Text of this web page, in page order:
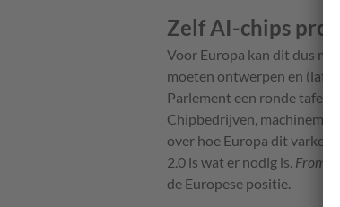
Zelf AI-chips
Voor Europa kan dit dus
moeten ontwerpen en
Parlement een ronde tafel
Chipbedrijven,
over hoe Europa dit
2.0 is wat er nodig is. From
de Europese positie.